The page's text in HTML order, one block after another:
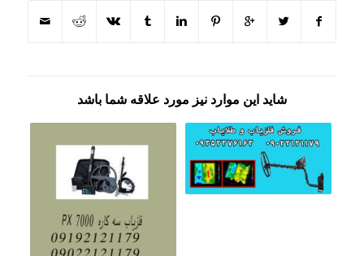
شاید این موارد نیز مورد علاقه شما باشد